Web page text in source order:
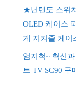
★닌텐도 스위
OLED 케이스
게 지켜줄 케이
엄지척~ 혁신
트 TV SC90 구